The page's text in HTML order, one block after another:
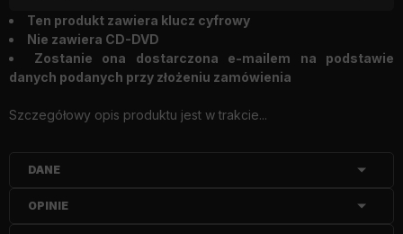
Ten produkt zawiera klucz cyfrowy
Nie zawiera CD-DVD
Zostanie ona dostarczona e-mailem na podstawie
danych podanych przy złożeniu zamówienia
Szczegółowy opis produktu jest w trakcie...
DANE
OPINIE